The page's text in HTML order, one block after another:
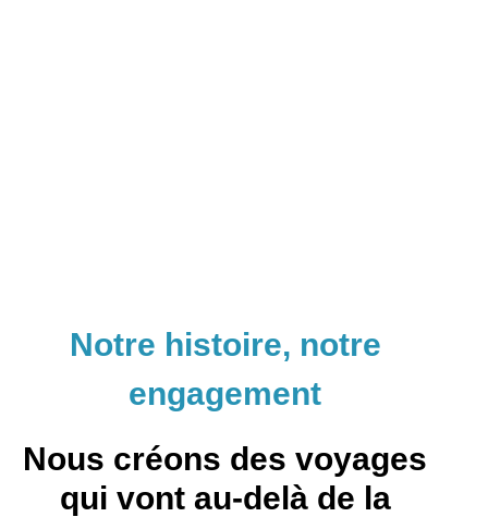
Notre histoire, notre
engagement
Nous créons des voyages
qui vont au-delà de la